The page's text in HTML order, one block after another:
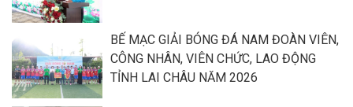
BẾ MẠC GIẢI BÓNG ĐÁ NAM ĐOÀN VIÊN,
CÔNG NHÂN, VIÊN CHỨC, LAO ĐỘNG
TỈNH LAI CHÂU NĂM 2026